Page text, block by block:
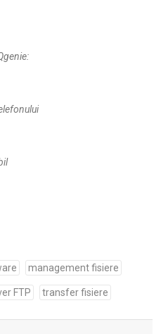
management fisiere
FTP transfer fisiere